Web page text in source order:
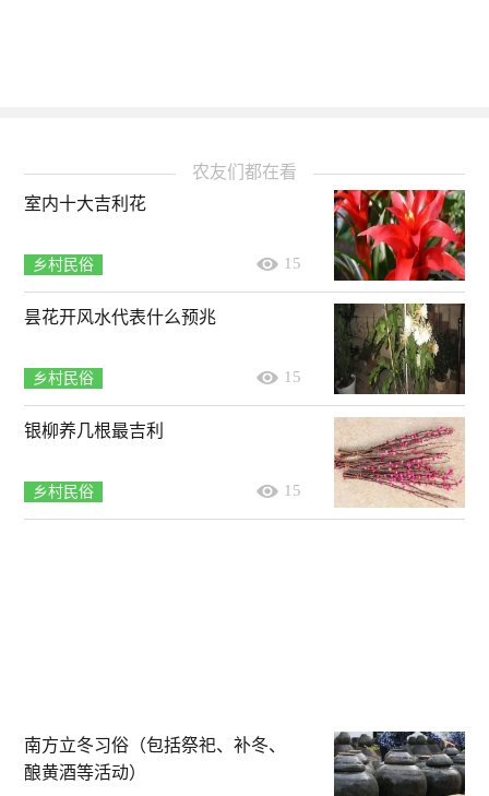
农友们都在看
室内十大吉利花
乡村民俗 15
昙花开风水代表什么预兆
乡村民俗 15
银柳养几根最吉利
乡村民俗 15
南方立冬习俗（包括祭祀、补冬、
酿黄酒等活动）